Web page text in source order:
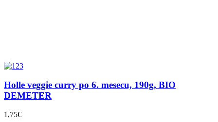
Holle veggie curry po 6. mesecu, 190g, BIO
DEMETER
1,75€